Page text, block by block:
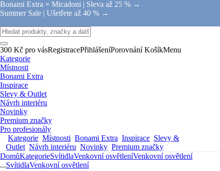
Bonami Extra × Micadoni | Sleva až 25 % →
Summer Sale | Ušetřete až 40 % →
300 Kč pro vásRegistracePřihlášeníPorovnání KošíkMenu
Kategorie
Místnosti
Bonami Extra
Inspirace
Slevy & Outlet
Návrh interiéru
Novinky
Premium značky
Pro profesionály
Kategorie Místnosti Bonami Extra Inspirace Slevy &
Outlet Návrh interiéru Novinky Premium značky
DomůKategorieSvítidlaVenkovní osvětleníVenkovní osvětlení
...SvítidlaVenkovní osvětlení